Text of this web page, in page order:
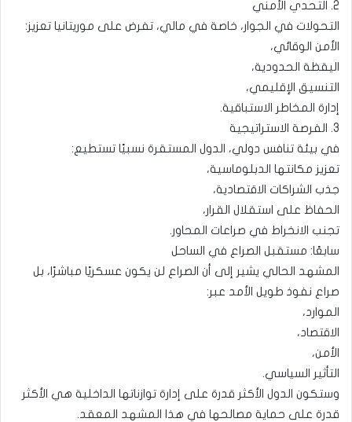
2. التحدي الأمني
التحولات في الجوار، خاصة في مالي، تفرض على موريتانيا تعزيز:
الأمن الوقائي،
اليقظة الحدودية،
التنسيق الإقليمي،
إدارة المخاطر الاستباقية.
3. الفرصة الاستراتيجية
في بيئة تنافس دولي، الدول المستقرة نسبيًا تستطيع:
تعزيز مكانتها الدبلوماسية،
جذب الشراكات الاقتصادية،
الحفاظ على استقلال القرار،
تجنب الانخراط في صراعات المحاور.
سابعًا: مستقبل الصراع في الساحل
المشهد الحالي يشير إلى أن الصراع لن يكون عسكريًا مباشرًا، بل
صراع نفوذ طويل الأمد عبر:
الموارد،
الاقتصاد،
الأمن،
التأثير السياسي.
وستكون الدول الأكثر قدرة على إدارة توازناتها الداخلية هي الأكثر
قدرة على حماية مصالحها في هذا المشهد المعقد.